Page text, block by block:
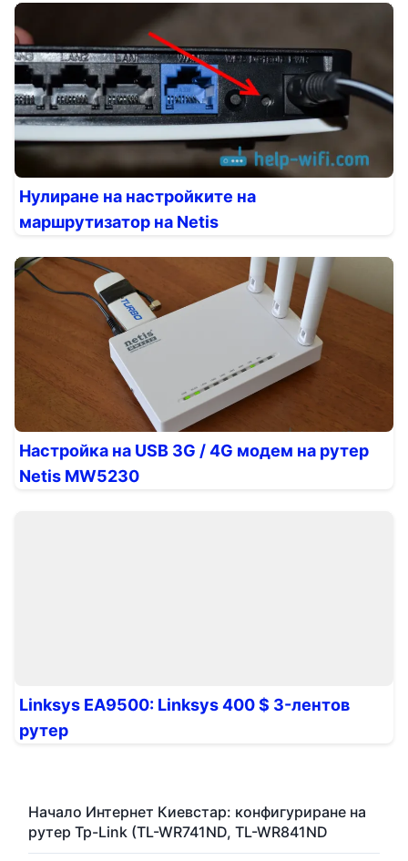
Нулиране на настройките на
маршрутизатор на Netis
Настройка на USB 3G / 4G модем на рутер
Netis MW5230
Linksys EA9500: Linksys 400 $ 3-лентов
рутер
Начало Интернет Киевстар: конфигуриране на
рутер Tp-Link (TL-WR741ND, TL-WR841ND